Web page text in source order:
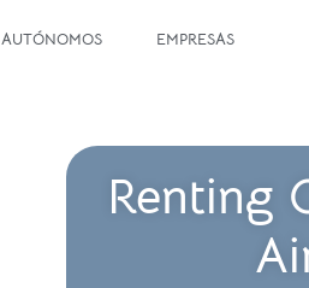
AUTÓNOMOS EMPRESAS
Renting